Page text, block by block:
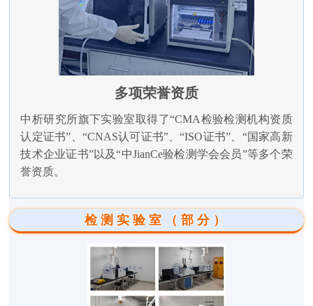
多项荣誉资质
中析研究所旗下实验室取得了“CMA检验检测机构资质
认定证书”、“CNAS认可证书”、“ISO证书”、“国家高新
技术企业证书”以及“中JianCe验检测学会会员”等多个荣
誉资质。
检测实验室（部分）